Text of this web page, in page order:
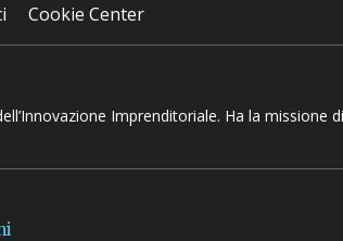
Cookie Center
Imprenditoriale. Ha la missione